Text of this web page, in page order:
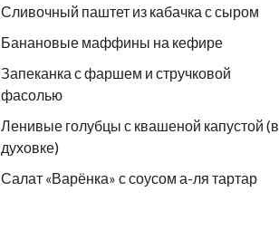
Сливочный паштет из кабачка с сыром
Банановые маффины на кефире
Запеканка с фаршем и стручковой
фасолью
Ленивые голубцы с квашеной капустой (в
духовке)
Салат «Варёнка» с соусом а-ля тартар